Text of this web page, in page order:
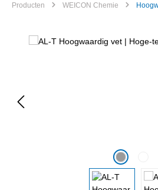
Producten WEICON Chemie
Afbeeldingengalerij overslaan